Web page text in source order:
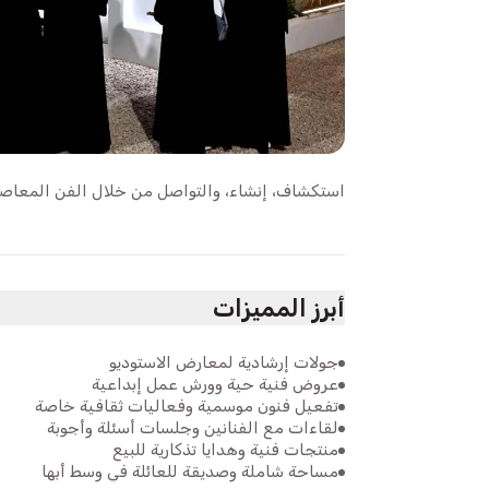
استكشاف، إنشاء، والتواصل من خلال الفن
أبرز المميزات
جولات إرشادية لمعارض الاستوديو
عروض فنية حية وورش عمل إبداعية
تفعيل فنون موسمية وفعاليات ثقافية خاصة
لقاءات مع الفنانين وجلسات أسئلة وأجوبة
منتجات فنية وهدايا تذكارية للبيع
مساحة شاملة وصديقة للعائلة في وسط أبها